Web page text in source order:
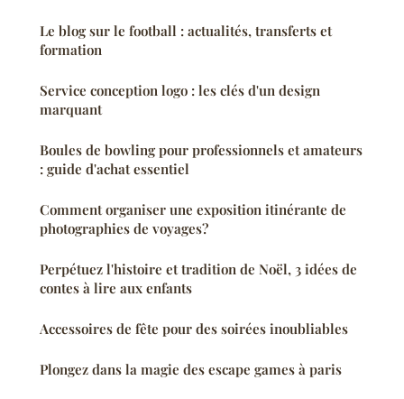
Le blog sur le football : actualités, transferts et
formation
Service conception logo : les clés d'un design
marquant
Boules de bowling pour professionnels et amateurs
: guide d'achat essentiel
Comment organiser une exposition itinérante de
photographies de voyages?
Perpétuez l'histoire et tradition de Noël, 3 idées de
contes à lire aux enfants
Accessoires de fête pour des soirées inoubliables
Plongez dans la magie des escape games à paris